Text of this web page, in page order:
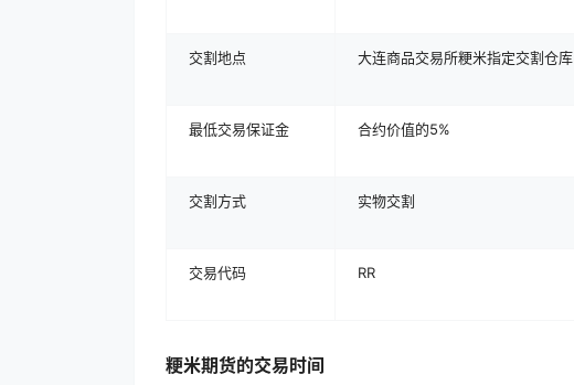
交割地点 大连商品交易所粳米指定交割仓库
最低交易保证金 合约价值的5%
交割方式 实物交割
交易代码 RR
粳米期货的交易时间